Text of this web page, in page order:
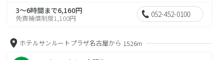
3～6時間まで6,160円
免責補償制度1,100円 052-452-0100
ホテルサンルートプラザ名古屋から 1526m